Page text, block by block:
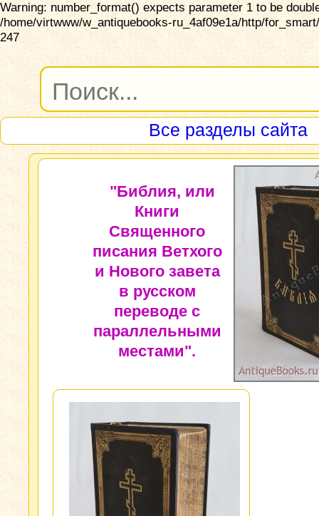
Warning: number_format() expects parameter 1 to be
/home/virtwww/w_antiquebooks-ru_4af09e1a/http/
247
Все разделы сайта
"Библия, или
Книги
Священного
писания Ветхого
и Нового завета
в русском
переводе с
параллельными
местами".